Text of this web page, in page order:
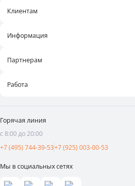
Клиентам
Бонусная программа
Информация
Статьи
Видеоотзывы
Партнерам
Поставщикам
Аренда площадей
Реклама и продвижение
Работа
Вакансии
Мы в социальных сетях
Горячая линия
с 8:00 до 20:00
+7 (495) 744-39-53+7 (925) 003-00-53